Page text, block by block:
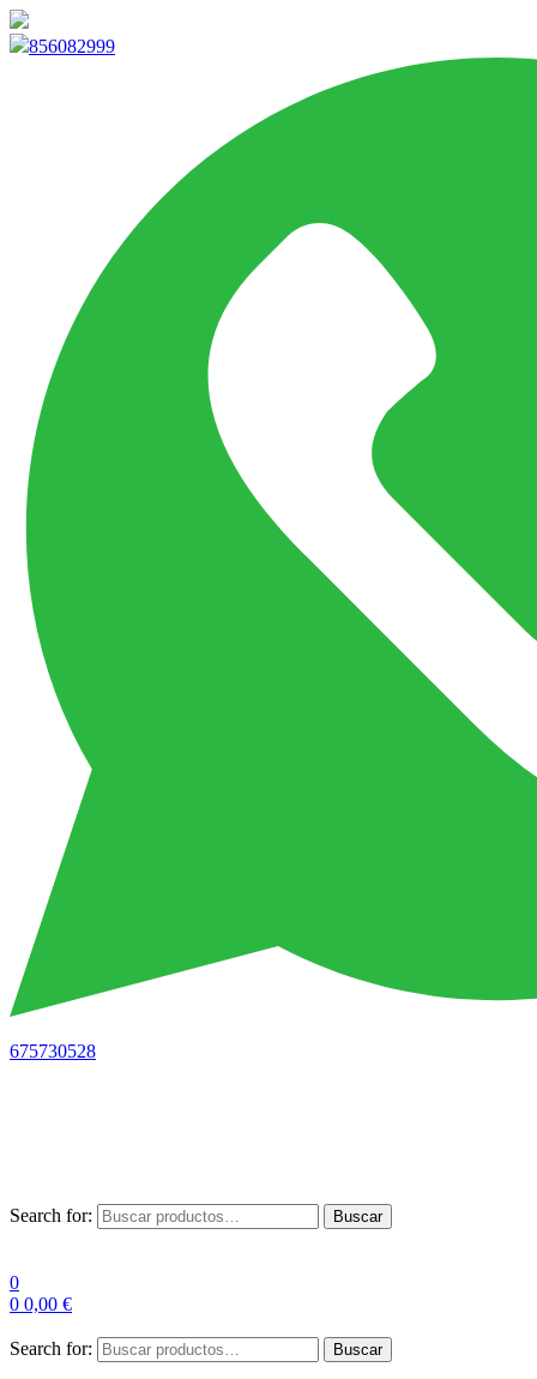
856082999
675730528
Search for: Buscar
0
0 0,00 €
Search for: Buscar